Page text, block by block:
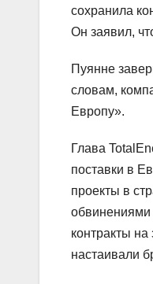
сохранила
Он заявил,
Пуянне
словам,
Европу».
Глава
поставки в
проекты в
обвинениями
контракты
настаивали